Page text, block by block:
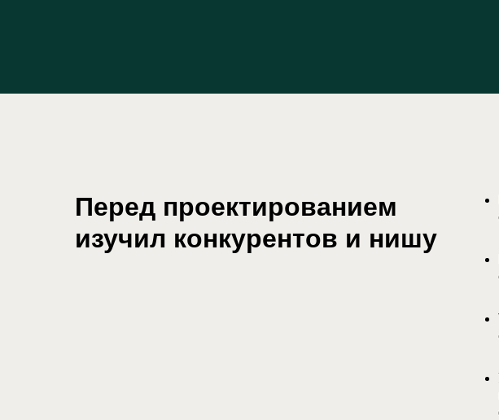
Перед проектированием
изучил конкурентов и нишу